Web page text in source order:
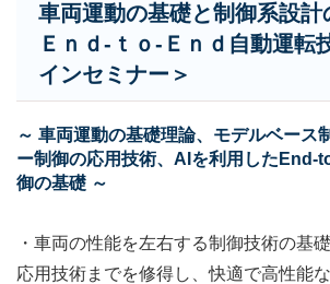
車両運動の基礎と制御系設計
Ｅｎｄ-ｔｏ-Ｅｎｄ自動運
インセミナー＞
～ 車両運動の基礎理論、モデルベース
ー制御の応用技術、AIを利⽤したEnd-
御の基礎 ～
・車両の性能を左右する制御技術の基
応用技術までを修得し、快適で高性能